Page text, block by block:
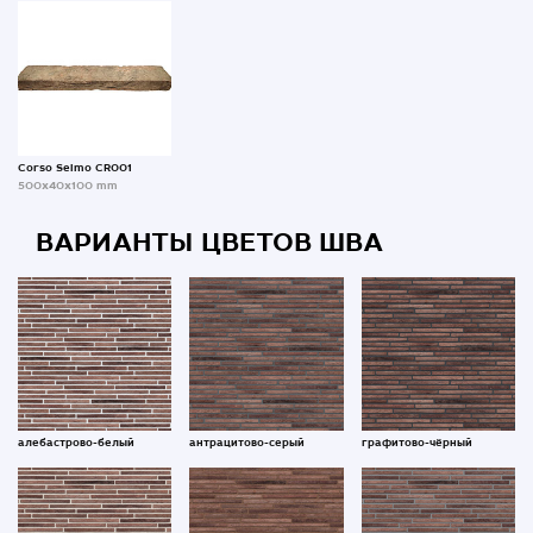
Corso Selmo CR001
500x40x100 mm
ВАРИАНТЫ ЦВЕТОВ ШВА
алебастрово-белый антрацитово-серый графитово-чёрный